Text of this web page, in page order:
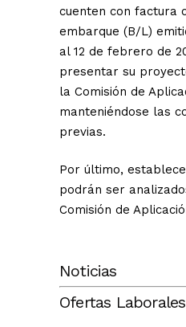
cuenten con factura
embarque (B/L)
al 12 de febrero de
presentar su
la Comisión de
manteniéndose las
previas.
Por último,
podrán ser
Comisión de
Noticias
Ofertas Laborales